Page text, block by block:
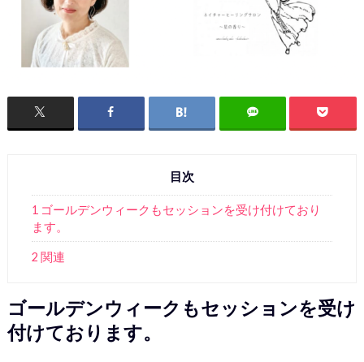
目次
1 ゴールデンウィークもセッションを受け付けており
ます。
2 関連
ゴールデンウィークもセッションを受け
付けております。